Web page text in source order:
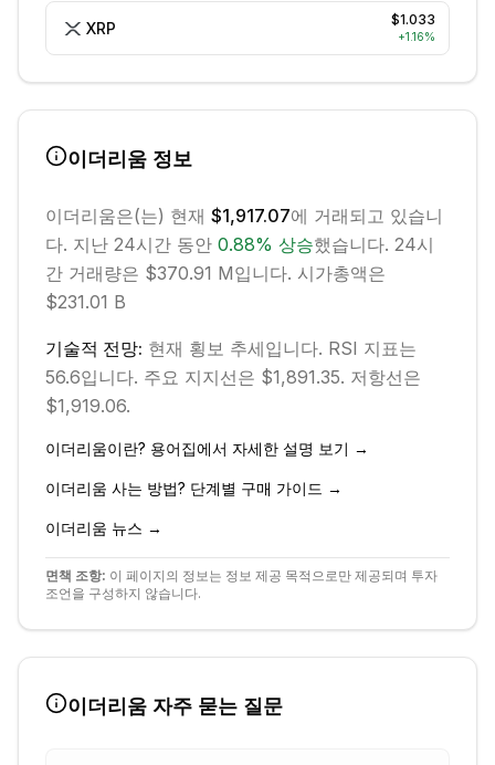
XRP $1.033
+1.16%
이더리움 정보
이더리움은(는) 현재 $1,917.07에 거래되고 있습니
다. 지난 24시간 동안 0.88% 상승했습니다. 24시
간 거래량은 $370.91 M입니다. 시가총액은
$231.01 B
기술적 전망: 현재 횡보 추세입니다. RSI 지표는
56.6입니다. 주요 지지선은 $1,891.35. 저항선은
$1,919.06.
이더리움이란? 용어집에서 자세한 설명 보기 →
이더리움 사는 방법? 단계별 구매 가이드 →
이더리움 뉴스 →
면책 조항: 이 페이지의 정보는 정보 제공 목적으로만 제공되며 투자
조언을 구성하지 않습니다.
이더리움 자주 묻는 질문